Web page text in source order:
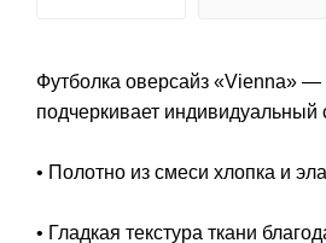
Футболка оверсайз «Vienna» —
подчеркивает
• Полотно из смеси хлопка и
• Гладкая текстура ткани